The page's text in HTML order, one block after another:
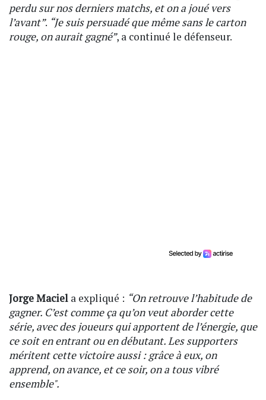
perdu sur nos derniers matchs, et on a joué vers
l’avant”. “Je suis persuadé que même sans le carton
rouge, on aurait gagné”, a continué le défenseur.
Jorge Maciel a expliqué : “On retrouve l’habitude de
gagner. C’est comme ça qu’on veut aborder cette
série, avec des joueurs qui apportent de l’énergie, que
ce soit en entrant ou en débutant. Les supporters
méritent cette victoire aussi : grâce à eux, on
apprend, on avance, et ce soir, on a tous vibré
ensemble".